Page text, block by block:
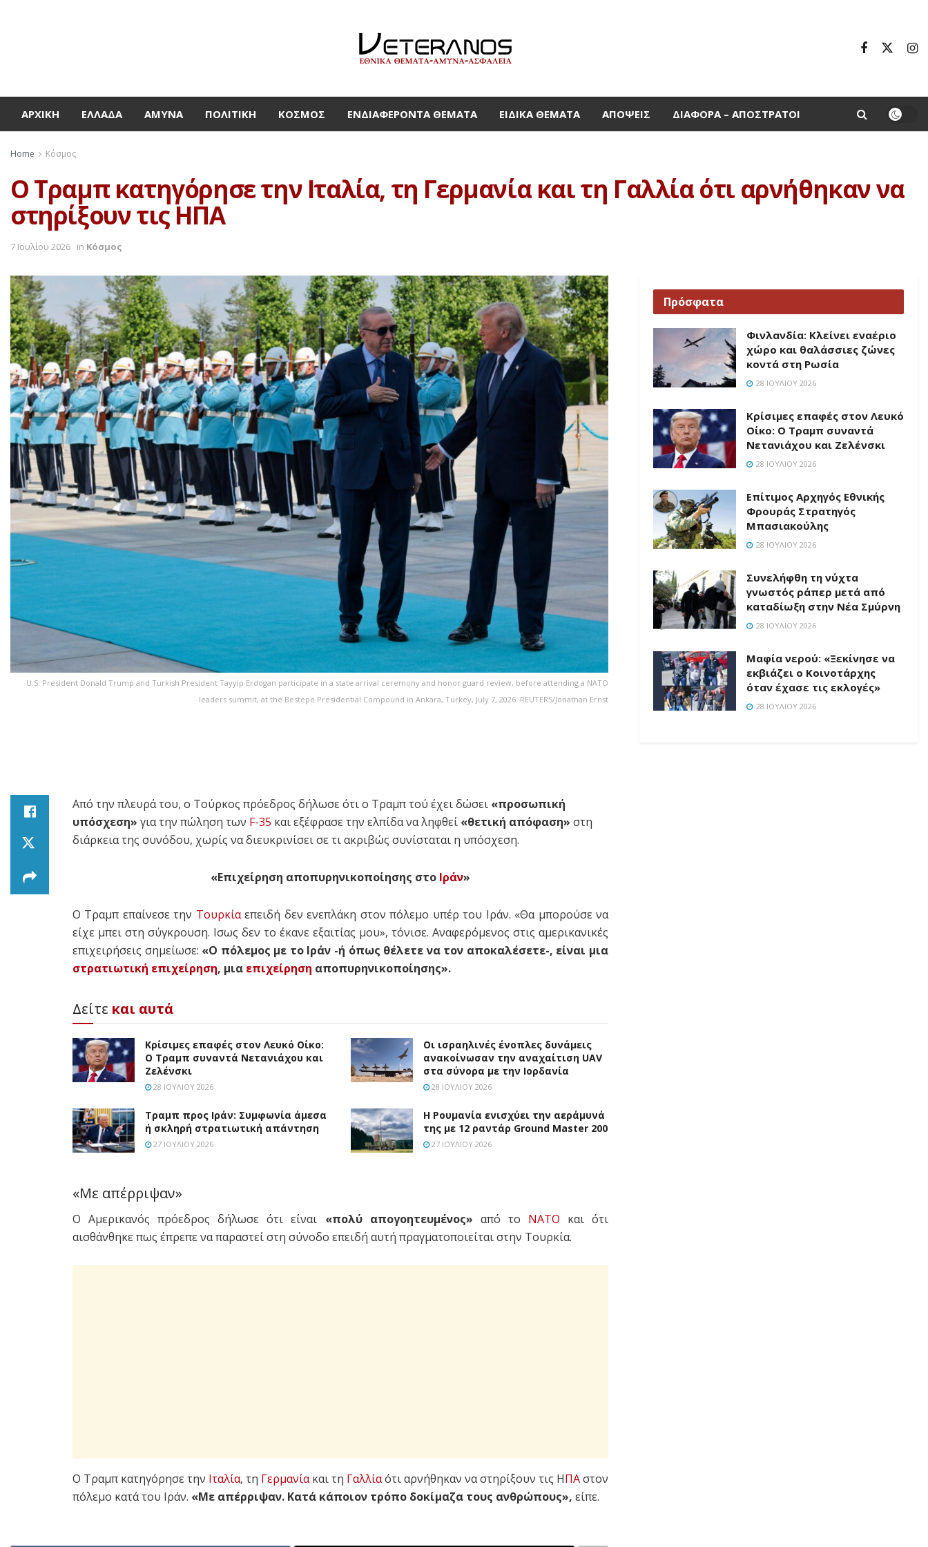
ΑΡΧΙΚΉ ΕΛΛΆΔΑ ΆΜΥΝΑ ΠΟΛΙΤΙΚΉ ΚΌΣΜΟΣ ΕΝΔΙΑΦΈΡΟΝΤΑ ΘΈΜΑΤΑ ΕΙΔΙΚΆ ΘΈΜΑΤΑ ΑΠΌΨΕΙΣ ΔΙΆΦΟΡΑ – ΑΠΌΣΤΡΑΤΟΙ
Home Κόσμος
Ο Τραμπ κατηγόρησε την Ιταλία, τη Γερμανία και τη Γαλλία ότι αρνήθηκαν να
στηρίξουν τις ΗΠΑ
7 Ιουλίου 2026 in Κόσμος
U.S. President Donald Trump and Turkish President Tayyip Erdogan participate in a state arrival ceremony and honor guard review, before attending a NATO
leaders summit, at the Bestepe Presidential Compound in Ankara, Turkey, July 7, 2026. REUTERS/Jonathan Ernst
Από την πλευρά του, ο Τούρκος πρόεδρος δήλωσε ότι ο Τραμπ τού έχει δώσει «προσωπική
υπόσχεση» για την πώληση των F-35 και εξέφρασε την ελπίδα να ληφθεί «θετική απόφαση» στη
διάρκεια της συνόδου, χωρίς να διευκρινίσει σε τι ακριβώς συνίσταται η υπόσχεση.
«Επιχείρηση αποπυρηνικοποίησης στο Ιράν»
Ο Τραμπ επαίνεσε την Τουρκίαεπειδή δεν ενεπλάκη στον πόλεμο υπέρ του Ιράν. «Θα μπορούσε να
είχε μπει στη σύγκρουση. Ισως δεν το έκανε εξαιτίας μου», τόνισε. Αναφερόμενος στις αμερικανικές
επιχειρήσεις σημείωσε: «Ο πόλεμος με το Ιράν -ή όπως θέλετε να τον αποκαλέσετε-, είναι μια
στρατιωτική επιχείρηση, μια επιχείρηση αποπυρηνικοποίησης».
Δείτε και αυτά
Κρίσιμες επαφές στον Λευκό Οίκο:
Ο Τραμπ συναντά Νετανιάχου και
Ζελένσκι
28 ΙΟΥΛΊΟΥ 2026
Οι ισραηλινές ένοπλες δυνάμεις
ανακοίνωσαν την αναχαίτιση UAV
στα σύνορα με την Ιορδανία
28 ΙΟΥΛΊΟΥ 2026
Τραμπ προς Ιράν: Συμφωνία άμεσα
ή σκληρή στρατιωτική απάντηση
27 ΙΟΥΛΊΟΥ 2026
Η Ρουμανία ενισχύει την αεράμυνά
της με 12 ραντάρ Ground Master 200
27 ΙΟΥΛΊΟΥ 2026
«Με απέρριψαν»
O Αμερικανός πρόεδρος δήλωσε ότι είναι «πολύ απογοητευμένος» από το ΝΑΤΟ και ότι
αισθάνθηκε πως έπρεπε να παραστεί στη σύνοδο επειδή αυτή πραγματοποιείται στην Τουρκία.
Ο Τραμπ κατηγόρησε την Ιταλία, τη Γερμανίακαι τη Γαλλίαότι αρνήθηκαν να στηρίξουν τις ΗΠΑστον
πόλεμο κατά του Ιράν. «Με απέρριψαν. Κατά κάποιον τρόπο δοκίμαζα τους ανθρώπους», είπε.
Πρόσφατα
Φινλανδία: Κλείνει εναέριο
χώρο και θαλάσσιες ζώνες
κοντά στη Ρωσία
28 ΙΟΥΛΊΟΥ 2026
Κρίσιμες επαφές στον Λευκό
Οίκο: Ο Τραμπ συναντά
Νετανιάχου και Ζελένσκι
28 ΙΟΥΛΊΟΥ 2026
Επίτιμος Αρχηγός Εθνικής
Φρουράς Στρατηγός
Μπασιακούλης
28 ΙΟΥΛΊΟΥ 2026
Συνελήφθη τη νύχτα
γνωστός ράπερ μετά από
καταδίωξη στην Νέα Σμύρνη
28 ΙΟΥΛΊΟΥ 2026
Μαφία νερού: «Ξεκίνησε να
εκβιάζει ο Κοινοτάρχης
όταν έχασε τις εκλογές»
28 ΙΟΥΛΊΟΥ 2026